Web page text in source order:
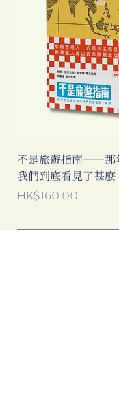
不是旅遊指南──那
我們到底看見了甚麼
Price
HK$160.00